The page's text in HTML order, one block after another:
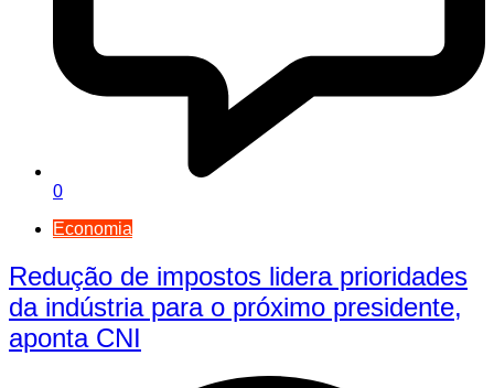
0
Economia
Redução de impostos lidera prioridades
da indústria para o próximo presidente,
aponta CNI